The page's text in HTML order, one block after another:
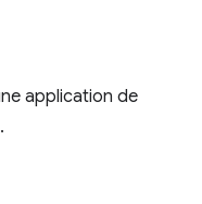
application de